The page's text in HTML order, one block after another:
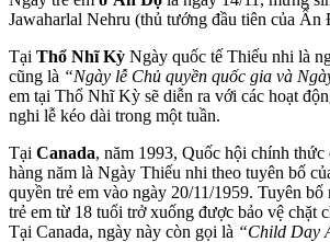
Jawaharlal Nehru (thủ tướng đầu tiên của Ấn
Tại Thổ Nhĩ Kỳ Ngày quốc tế Thiếu nhi là
cũng là “Ngày lễ Chủ quyền quốc gia và
em tại Thổ Nhĩ Kỳ sẽ diễn ra với các hoạt
nghi lễ kéo dài trong một tuần.
Tại Canada, năm 1993, Quốc hội chính thức
hàng năm là Ngày Thiếu nhi theo tuyên bố
quyền trẻ em vào ngày 20/11/1959. Tuyên bố
trẻ em từ 18 tuổi trở xuống được bảo vệ chặt
Tại Canada, ngày này còn gọi là “Child Day